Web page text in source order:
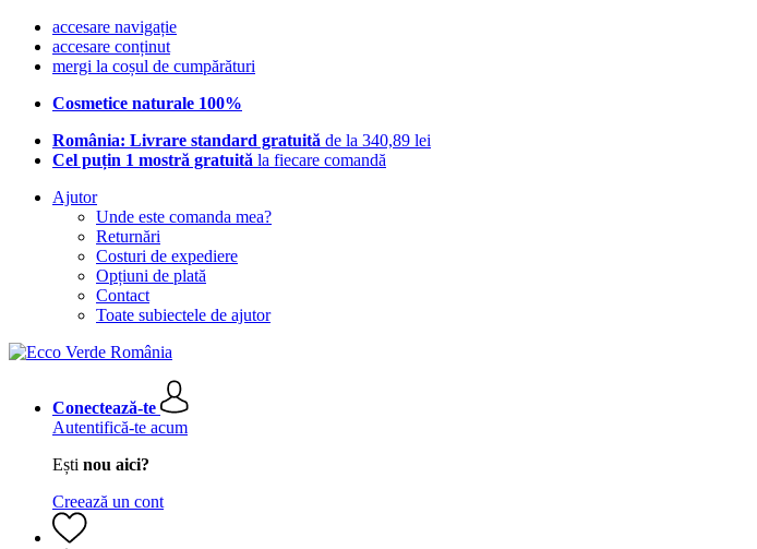
accesare navigație
accesare conținut
mergi la coșul de cumpărături
Cosmetice naturale 100%
România: Livrare standard gratuită de la 340,89 lei
Cel puțin 1 mostră gratuită la fiecare comandă
Ajutor
Unde este comanda mea?
Returnări
Costuri de expediere
Opțiuni de plată
Contact
Toate subiectele de ajutor
Conectează-te
Autentifică-te acum
Ești nou aici?
Creează un cont